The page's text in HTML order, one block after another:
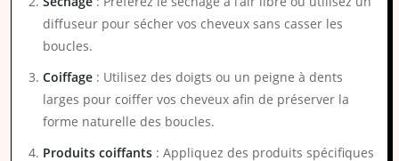
diffuseur pour sécher vos cheveux sans casser les
boucles.
Coiffage : Utilisez des doigts ou un peigne à dents
larges pour coiffer vos cheveux afin de préserver la
forme naturelle des boucles.
Produits coiffants : Appliquez des produits spécifiques